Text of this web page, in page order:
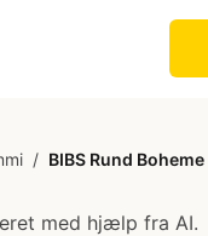
/ BIBS Rund
med hjælp fra AI.